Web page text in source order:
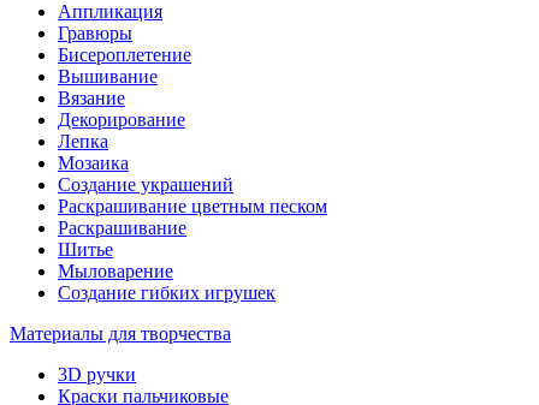
Аппликация
Гравюры
Бисероплетение
Вышивание
Вязание
Декорирование
Лепка
Мозаика
Создание украшений
Раскрашивание цветным песком
Раскрашивание
Шитье
Мыловарение
Создание гибких игрушек
Материалы для творчества
3D ручки
Краски пальчиковые